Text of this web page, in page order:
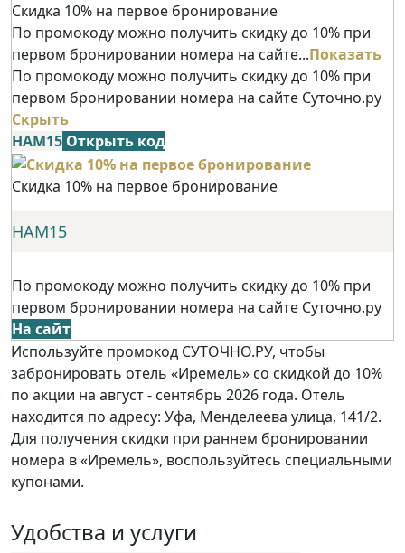
Скидка 10% на первое бронирование
По промокоду можно получить скидку до 10% при
первом бронировании номера на сайте...Показать
По промокоду можно получить скидку до 10% при
первом бронировании номера на сайте Суточно.ру
Скрыть
НАМ15 Открыть код
Скидка 10% на первое бронирование
НАМ15
По промокоду можно получить скидку до 10% при
первом бронировании номера на сайте Суточно.ру
На сайт
Используйте промокод СУТОЧНО.РУ, чтобы
забронировать отель «Иремель» со скидкой до 10%
по акции на август - сентябрь 2026 года. Отель
находится по адресу: Уфа, Менделеева улица, 141/2.
Для получения скидки при раннем бронировании
номера в «Иремель», воспользуйтесь специальными
купонами.
Удобства и услуги